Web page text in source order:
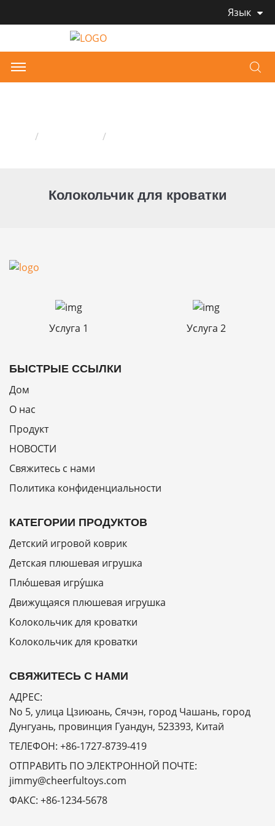
Язык
Колокольчик для кроватки
Услуга 1 Услуга 2
БЫСТРЫЕ ССЫЛКИ
Дом
О нас
Продукт
НОВОСТИ
Свяжитесь с нами
Политика конфиденциальности
КАТЕГОРИИ ПРОДУКТОВ
Детский игровой коврик
Детская плюшевая игрушка
Плю́шевая игру́шка
Движущаяся плюшевая игрушка
Колокольчик для кроватки
Колокольчик для кроватки
СВЯЖИТЕСЬ С НАМИ
АДРЕС:
No 5, улица Цзиюань, Сячэн, город Чашань, город
Дунгуань, провинция Гуандун, 523393, Китай
ТЕЛЕФОН: +86-1727-8739-419
ОТПРАВИТЬ ПО ЭЛЕКТРОННОЙ ПОЧТЕ:
jimmy@cheerfultoys.com
ФАКС: +86-1234-5678